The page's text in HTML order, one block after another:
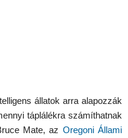
állatok arra alapozzák
táplálékra számíthatnak
Mate, az Oregoni Állami